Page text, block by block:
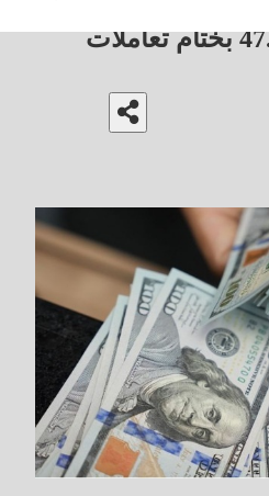
الدولار بين 47.52 و 47.62 بختام تعاملات